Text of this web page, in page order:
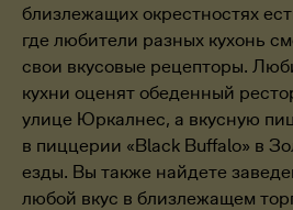
близлежащих окрестностях
где любители разных кухонь
свои вкусовые рецепторы.
кухни оценят обеденный
улице Юркалнес, а вкусную
в пиццерии «Black Buffalo» в
езды. Вы также найдете
любой вкус в близлежащем